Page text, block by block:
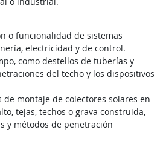
o funcionalidad de sistemas
electricidad y de control.
como destellos de tuberías y
del techo y los dispositivos
montaje de colectores solares en
tejas, techos o grava construida,
y métodos de penetración